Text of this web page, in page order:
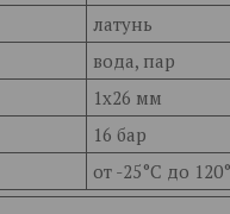
латунь
вода, пар
1х26 мм
16 бар
от -25°C до